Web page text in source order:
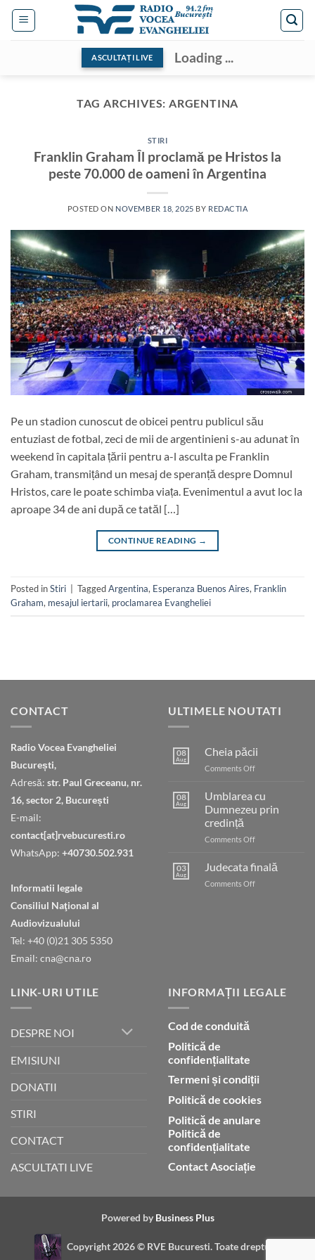
Skip
ASCULTAȚI LIVE Loading ...
TAG ARCHIVES: ARGENTINA
STIRI
Franklin Graham Îl proclamă pe Hristos la
peste 70.000 de oameni în Argentina
POSTED ON NOVEMBER 18, 2025 BY REDACTIA
Pe un stadion cunoscut de obicei pentru publicul său
entuziast de fotbal, zeci de mii de argentinieni s-au adunat în
weekend în capitala țării pentru a-l asculta pe Franklin
Graham, transmițând un mesaj de speranță despre Domnul
Hristos, care le poate schimba viața. Evenimentul a avut loc la
aproape 34 de ani după ce tatăl […]
CONTINUE READING →
Posted inStiri TaggedArgentina, Esperanza Buenos Aires, Franklin
Graham, mesajul iertarii, proclamarea Evangheliei
CONTACT
Radio Vocea Evangheliei
București,
Adresă: str. Paul Greceanu, nr.
16, sector 2, București
E-mail:
contact[at]rvebucuresti.ro
WhatsApp: +40730.502.931
Informatii legale
Consiliul Naţional al
Audiovizualului
Tel: +40 (0)21 305 5350
Email: cna@cna.ro
ULTIMELE NOUTATI
08
Aug
Cheia păcii
Comments Offon
08
Aug
Umblarea cu
Dumnezeu prin
credință
Comments Offon
cu
Dumnezeu
prin
03
Aug
Judecata finală
Comments Offon
LINK-URI UTILE
DESPRE NOI
EMISIUNI
DONATII
STIRI
CONTACT
ASCULTATI LIVE
INFORMAȚII LEGALE
Cod de conduită
Politică de
confidențialitate
Termeni și condiții
Politică de cookies
Politică de anulare
Politică de
confidențialitate
Contact Asociație
Powered by Business Plus
Copyright 2026 © RVE Bucuresti. Toate drepturile